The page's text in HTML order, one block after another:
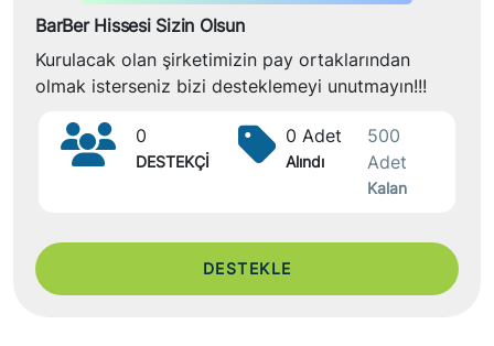
BarBer Hissesi Sizin Olsun
Kurulacak olan şirketimizin pay ortaklarından
olmak isterseniz bizi desteklemeyi unutmayın!!!
0
DESTEKÇİ
0 Adet
Alındı
500
Adet
Kalan
DESTEKLE